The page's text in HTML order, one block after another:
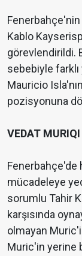
Kablo
görevlendirildi.
sebebiyle
Mauricio
pozisyonuna
VEDAT
Fenerbahçe'de
mücadeleye
sorumlu Tahir
karşısında
olmayan
Muric'in yerine